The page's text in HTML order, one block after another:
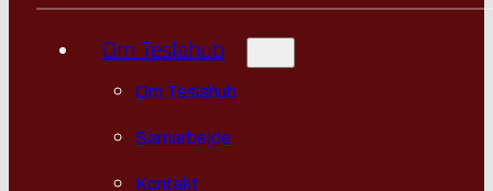
Om Teslahub
Om Teslahub
Samarbejde
Kontakt